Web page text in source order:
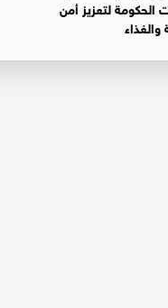
الحكومة لتعزيز أمن
والغذاء